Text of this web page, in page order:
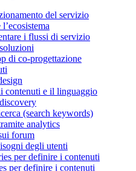
del servizio
i flussi di servizio
di co-progettazione
contenuti e il linguaggio
(search keywords)
analytics
forum
degli utenti
per definire i contenuti
per definire i contenuti